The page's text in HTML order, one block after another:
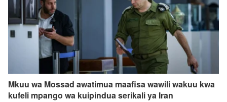
Mkuu wa Mossad awatimua maafisa wawili wakuu kwa
kufeli mpango wa kuipindua serikali ya Iran